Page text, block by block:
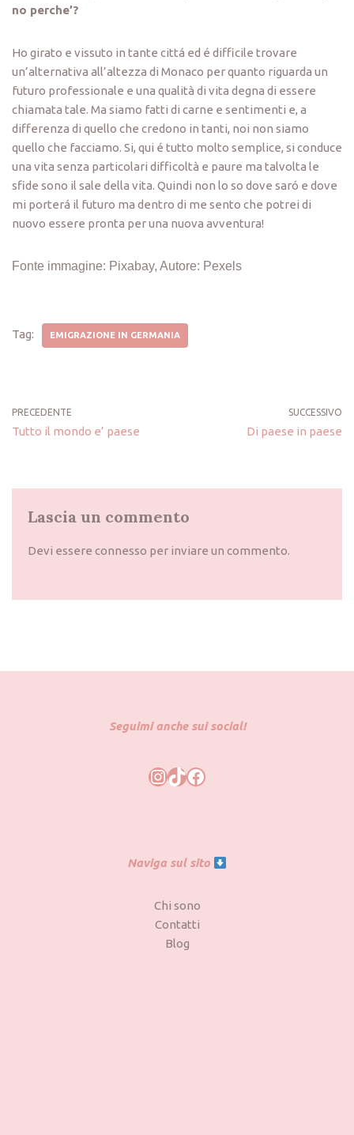
no perche’?
Ho girato e vissuto in tante cittá ed é difficile trovare
un’alternativa all’altezza di Monaco per quanto riguarda un
futuro professionale e una qualità di vita degna di essere
chiamata tale. Ma siamo fatti di carne e sentimenti e, a
differenza di quello che credono in tanti, noi non siamo
quello che facciamo. Si, qui é tutto molto semplice, si conduce
una vita senza particolari difficoltà e paure ma talvolta le
sfide sono il sale della vita. Quindi non lo so dove saró e dove
mi porterá il futuro ma dentro di me sento che potrei di
nuovo essere pronta per una nuova avventura!
Fonte immagine: Pixabay, Autore: Pexels
Tag: EMIGRAZIONE IN GERMANIA
PRECEDENTE
Tutto il mondo e’ paese
SUCCESSIVO
Di paese in paese
Lascia un commento
Devi essere connesso per inviare un commento.
Seguimi anche sui social!
Naviga sul sito
Chi sono
Contatti
Blog